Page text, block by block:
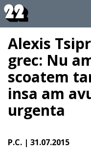
Alexis
grec: Nu
scoatem
insa am
urgenta
P.C. | 31.07.2015